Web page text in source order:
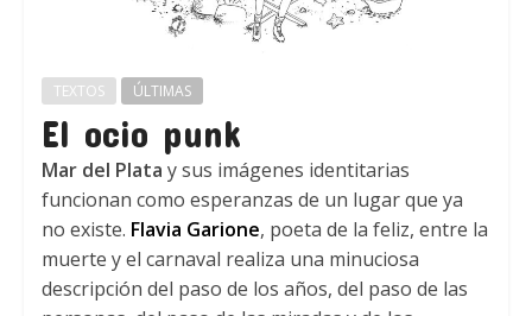
TEXTOS ÚLTIMAS
El ocio punk
Mar del Plata y sus imágenes identitarias
funcionan como esperanzas de un lugar que ya
no existe. Flavia Garione, poeta de la feliz, entre la
muerte y el carnaval realiza una minuciosa
descripción del paso de los años, del paso de las